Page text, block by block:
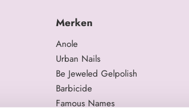
Merken
Anole
Urban Nails
Be Jeweled Gelpolish
Barbicide
Famous Names